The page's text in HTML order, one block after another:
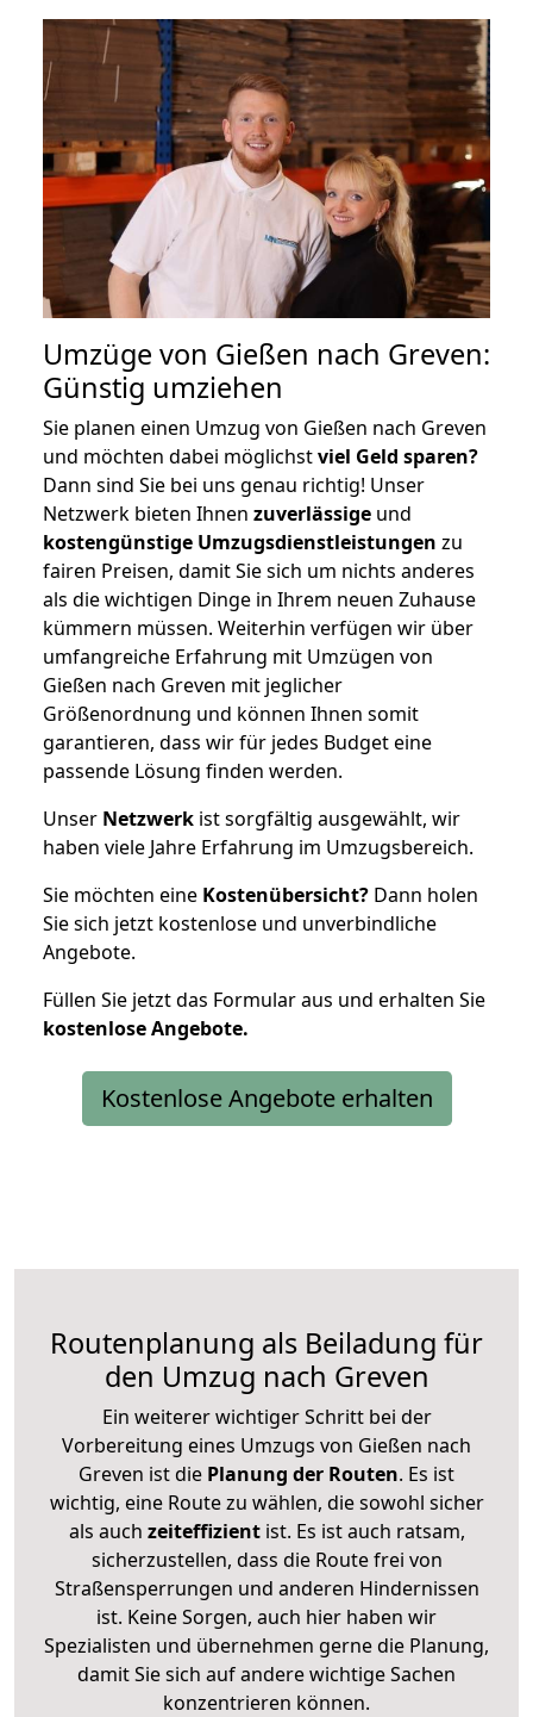
Umzüge von Gießen nach Greven:
Günstig umziehen
Sie planen einen Umzug von Gießen nach Greven
und möchten dabei möglichstviel Geld sparen?
Dann sind Sie bei uns genau richtig! Unser
Netzwerk bieten Ihnen zuverlässige und
kostengünstige Umzugsdienstleistungen zu
fairen Preisen, damit Sie sich um nichts anderes
als die wichtigen Dinge in Ihrem neuen Zuhause
kümmern müssen. Weiterhin verfügen wir über
umfangreiche Erfahrung mit Umzügen von
Gießen nach Greven mit jeglicher
Größenordnung und können Ihnen somit
garantieren, dass wir für jedes Budget eine
passende Lösung finden werden.
Unser Netzwerk ist sorgfältig ausgewählt, wir
haben viele Jahre Erfahrung im Umzugsbereich.
Sie möchten eine Kostenübersicht? Dann holen
Sie sich jetzt kostenlose und unverbindliche
Angebote.
Füllen Sie jetzt das Formular aus und erhalten Sie
kostenloseAngebote.
Kostenlose Angebote erhalten
Routenplanung als Beiladung für
den Umzug nach Greven
Ein weiterer wichtiger Schritt bei der
Vorbereitung eines Umzugs von Gießen nach
Greven ist die Planung der Routen. Es ist
wichtig, eine Route zu wählen, die sowohl sicher
als auch zeiteffizientist. Es ist auch ratsam,
sicherzustellen, dass die Route frei von
Straßensperrungen und anderen Hindernissen
ist. Keine Sorgen, auch hier haben wir
Spezialisten und übernehmen gerne die Planung,
damit Sie sich auf andere wichtige Sachen
konzentrieren können.